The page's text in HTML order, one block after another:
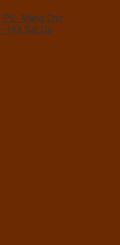
PE- Màng Chit
Hút Sát Da